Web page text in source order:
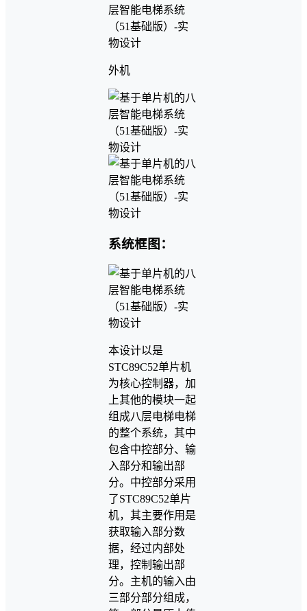
外机
系统框图：
本设计以是
STC89C52单片机
为核心控制器，加
上其他的模块一起
组成八层电梯电梯
的整个系统，其中
包含中控部分、输
入部分和输出部
分。中控部分采用
了STC89C52单片
机，其主要作用是
获取输入部分数
据，经过内部处
理，控制输出部
分。主机的输入由
三部分部分组成，